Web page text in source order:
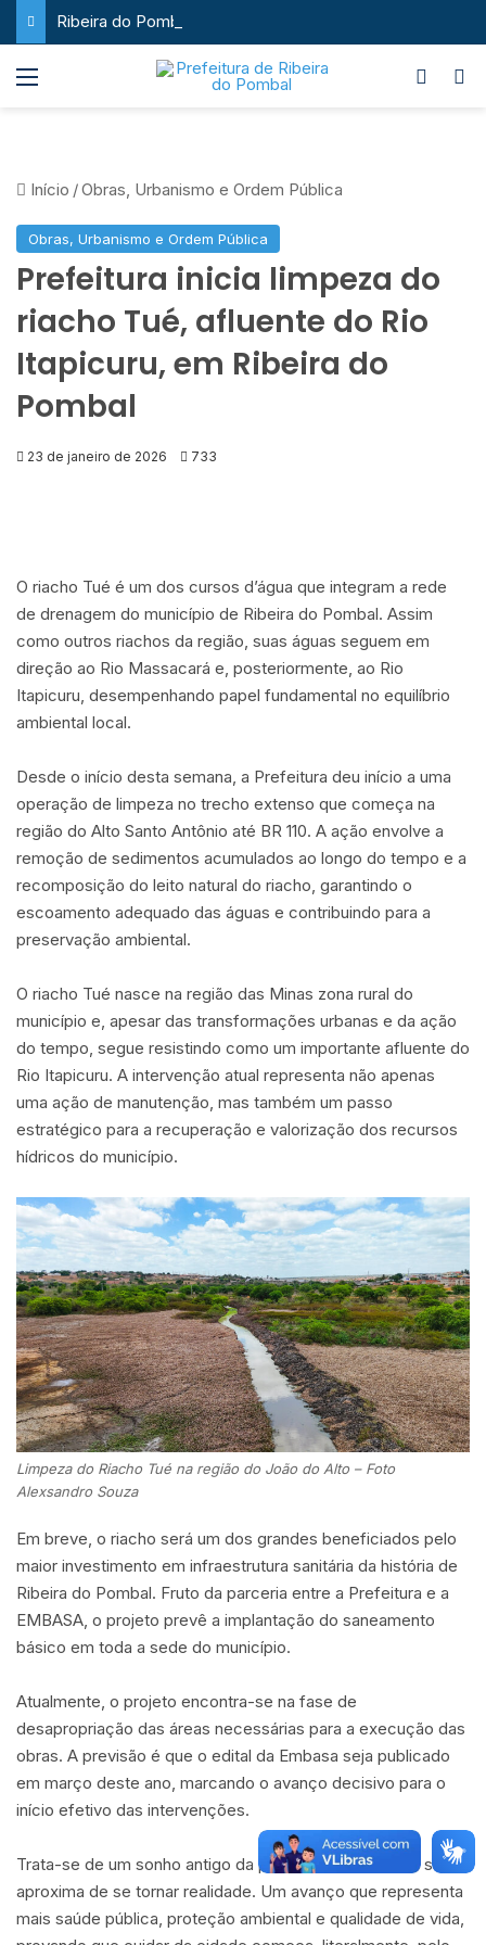
Início /Obras, Urbanismo e Ordem Pública
Obras, Urbanismo e Ordem Pública
Prefeitura inicia limpeza do
riacho Tué, afluente do Rio
Itapicuru, em Ribeira do
Pombal
23 de janeiro de 2026 733
O riacho Tué é um dos cursos d’água que integram a rede
de drenagem do município de Ribeira do Pombal. Assim
como outros riachos da região, suas águas seguem em
direção ao Rio Massacará e, posteriormente, ao Rio
Itapicuru, desempenhando papel fundamental no equilíbrio
ambiental local.
Desde o início desta semana, a Prefeitura deu início a uma
operação de limpeza no trecho extenso que começa na
região do Alto Santo Antônio até BR 110. A ação envolve a
remoção de sedimentos acumulados ao longo do tempo e a
recomposição do leito natural do riacho, garantindo o
escoamento adequado das águas e contribuindo para a
preservação ambiental.
O riacho Tué nasce na região das Minas zona rural do
município e, apesar das transformações urbanas e da ação
do tempo, segue resistindo como um importante afluente do
Rio Itapicuru. A intervenção atual representa não apenas
uma ação de manutenção, mas também um passo
estratégico para a recuperação e valorização dos recursos
hídricos do município.
Limpeza do Riacho Tué na região do João do Alto – Foto
Alexsandro Souza
Em breve, o riacho será um dos grandes beneficiados pelo
maior investimento em infraestrutura sanitária da história de
Ribeira do Pombal. Fruto da parceria entre a Prefeitura e a
EMBASA, o projeto prevê a implantação do saneamento
básico em toda a sede do município.
Atualmente, o projeto encontra-se na fase de
desapropriação das áreas necessárias para a execução das
obras. A previsão é que o edital da Embasa seja publicado
em março deste ano, marcando o avanço decisivo para o
início efetivo das intervenções.
Trata-se de um sonho antigo da população, que agora se
aproxima de se tornar realidade. Um avanço que representa
mais saúde pública, proteção ambiental e qualidade de vida,